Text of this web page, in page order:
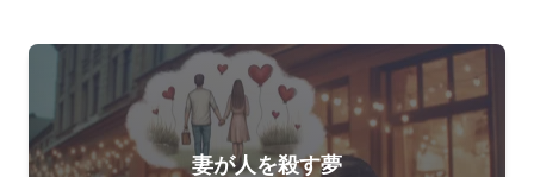
妻が人を殺す夢